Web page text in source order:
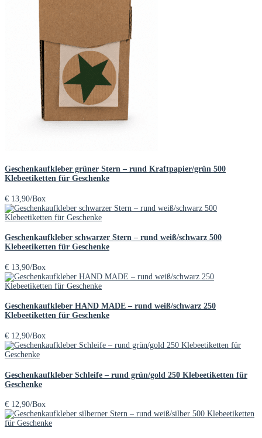
Geschenkaufkleber grüner Stern – rund Kraftpapier/grün 500
Klebeetiketten für Geschenke
€ 13,90/Box
Geschenkaufkleber schwarzer Stern – rund weiß/schwarz 500
Klebeetiketten für Geschenke
€ 13,90/Box
Geschenkaufkleber HAND MADE – rund weiß/schwarz 250
Klebeetiketten für Geschenke
€ 12,90/Box
Geschenkaufkleber Schleife – rund grün/gold 250 Klebeetiketten für
Geschenke
€ 12,90/Box